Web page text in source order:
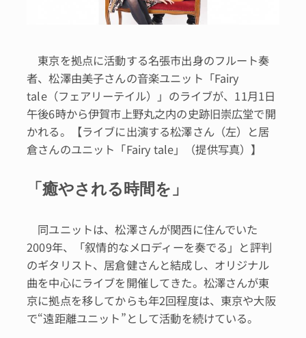
東京を拠点に活動する名張市出身のフルート奏
者、松澤由美子さんの音楽ユニット「Fairy
tale（フェアリーテイル）」のライブが、11月1日
午後6時から伊賀市上野丸之内の史跡旧崇広堂で開
かれる。【ライブに出演する松澤さん（左）と居
倉さんのユニット「Fairy tale」（提供写真）】
「癒やされる時間を」
同ユニットは、松澤さんが関西に住んでいた
2009年、「叙情的なメロディーを奏でる」と評判
のギタリスト、居倉健さんと結成し、オリジナル
曲を中心にライブを開催してきた。松澤さんが東
京に拠点を移してからも年2回程度は、東京や大阪
で“遠距離ユニット”として活動を続けている。